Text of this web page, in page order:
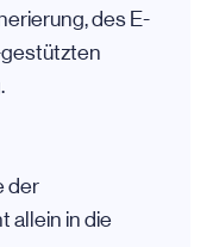
des E-
der
allein in die